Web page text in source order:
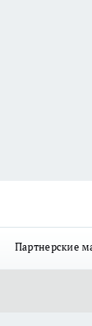
Партнерские